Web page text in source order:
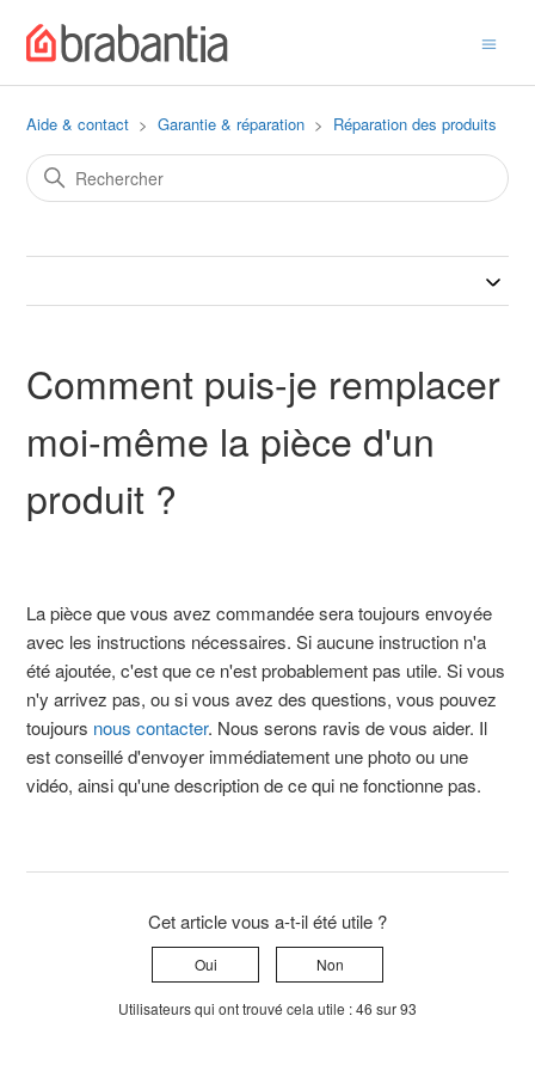
Aide & contact Garantie & réparation Réparation des produits
Comment puis-je remplacer
moi-même la pièce d'un
produit ?
La pièce que vous avez commandée sera toujours envoyée
avec les instructions nécessaires. Si aucune instruction n'a
été ajoutée, c'est que ce n'est probablement pas utile. Si vous
n'y arrivez pas, ou si vous avez des questions, vous pouvez
toujours nous contacter. Nous serons ravis de vous aider. Il
est conseillé d'envoyer immédiatement une photo ou une
vidéo, ainsi qu'une description de ce qui ne fonctionne pas.
Cet article vous a-t-il été utile ?
Oui Non
Utilisateurs qui ont trouvé cela utile : 46 sur 93